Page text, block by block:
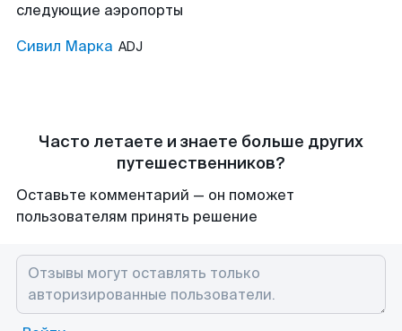
следующие аэропорты
Сивил Марка ADJ
Часто летаете и знаете больше других
путешественников?
Оставьте комментарий — он поможет
пользователям принять решение